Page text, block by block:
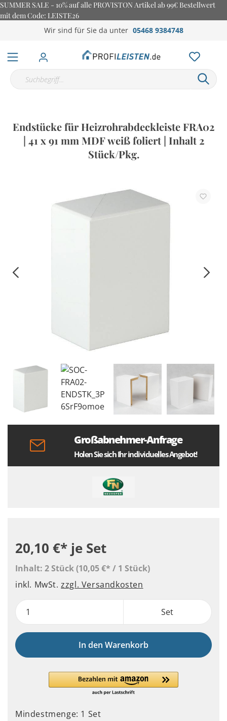
SUMMER SALE - 10% auf alle PROVISTON Artikel ab 99€ Bestellwert
mit dem Code: LEISTE26
Wir sind für Sie da unter 05468 9384748
Endstücke für Heizrohrabdeckleiste FRA02
| 41 x 91 mm MDF weiß foliert | Inhalt 2
Stück/Pkg.
Großabnehmer-Anfrage
Holen Sie sich Ihr individuelles Angebot!
20,10 €* je Set
Inhalt: 2 Stück(10,05 €* / 1 Stück)
inkl. MwSt.zzgl. Versandkosten
Set
In den Warenkorb
Mindestmenge: 1 Set